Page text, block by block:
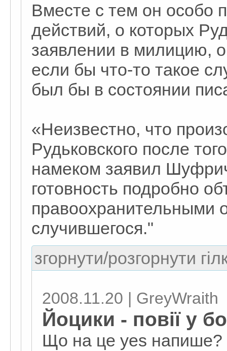
Вместе с тем он особо
действий, о которых
заявлении в милицию,
если бы что-то такое
был бы в состоянии
«Неизвестно, что
Рудьковского после
намеком заявил
готовность подробно
правоохранительными
случившегося."
згорнути/розгорнути
2008.11.20 | GreyWraith
Йоцики - повії у
Що на це yes напише?